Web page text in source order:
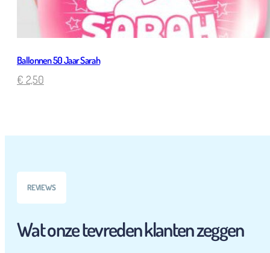
Ballonnen 50 Jaar Sarah
€ 2,50
REVIEWS
Wat onze tevreden klanten zeggen